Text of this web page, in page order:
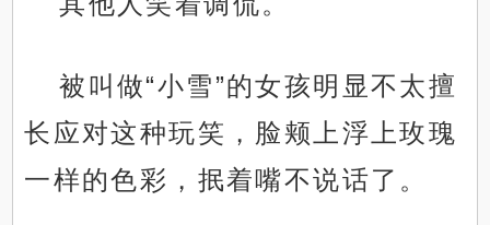
被叫做“小雪”的女孩明显不太擅
长应对这种玩笑，脸颊上浮上玫瑰
一样的色彩，抿着嘴不说话了。